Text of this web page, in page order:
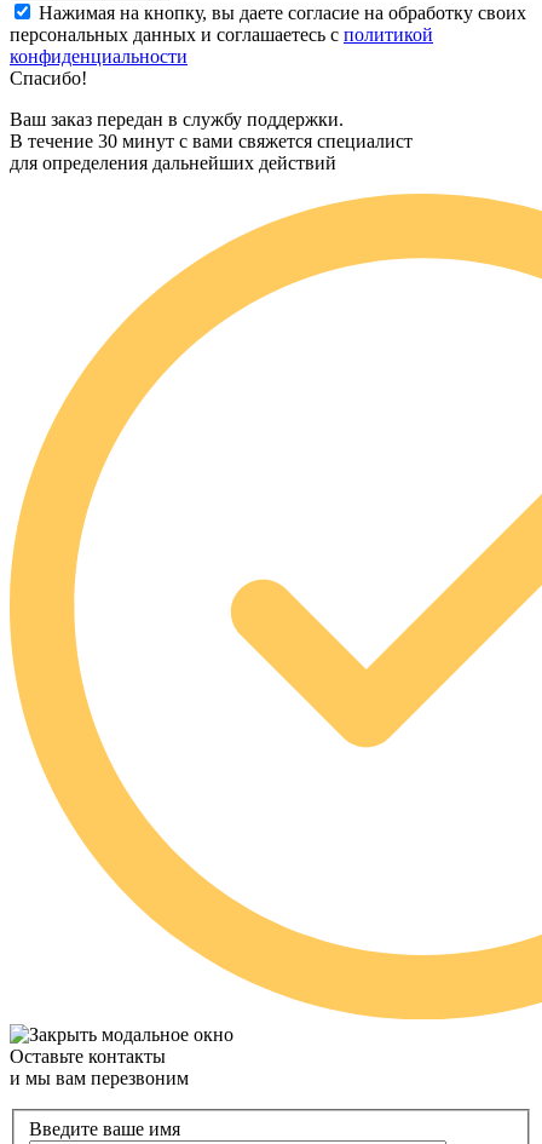
Нажимая на кнопку, вы даете согласие на обработку своих
персональных данных и соглашаетесь с политикой
конфиденциальности
Спасибо!
Ваш заказ передан в службу поддержки.
В течение 30 минут с вами свяжется специалист
для определения дальнейших действий
Оставьте контакты
и мы вам перезвоним
Введите ваше имя